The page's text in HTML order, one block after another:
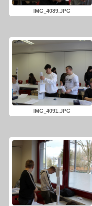
IMG_4089.JPG
IMG_4091.JPG